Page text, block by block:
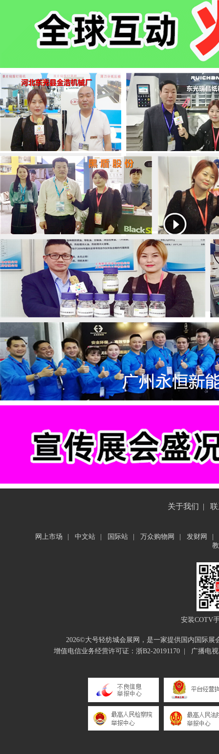
关于我们 |
网上市场 中文站 国际站 万众购物网 发财网
安装COTV
2026©大号轻纺城会展网，是一家提供国内国际
增值电信业务经营许可证：浙B2-20191170
广播电